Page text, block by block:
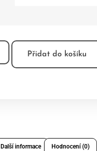
Přidat do košíku
Další informace Hodnocení (0)